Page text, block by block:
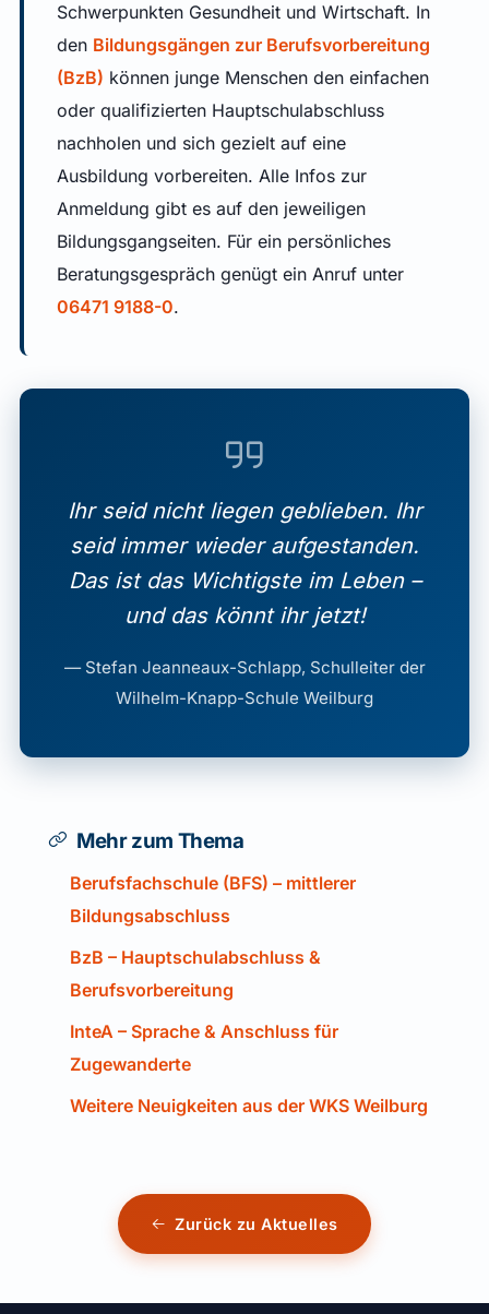
Schwerpunkten Gesundheit und Wirtschaft. In
den Bildungsgängen zur Berufsvorbereitung
(BzB) können junge Menschen den einfachen
oder qualifizierten Hauptschulabschluss
nachholen und sich gezielt auf eine
Ausbildung vorbereiten. Alle Infos zur
Anmeldung gibt es auf den jeweiligen
Bildungsgangseiten. Für ein persönliches
Beratungsgespräch genügt ein Anruf unter
06471 9188-0.
Ihr seid nicht liegen geblieben. Ihr
seid immer wieder aufgestanden.
Das ist das Wichtigste im Leben –
und das könnt ihr jetzt!
— Stefan Jeanneaux-Schlapp, Schulleiter der
Wilhelm-Knapp-Schule Weilburg
Mehr zum Thema
Berufsfachschule (BFS) – mittlerer
Bildungsabschluss
BzB – Hauptschulabschluss &
Berufsvorbereitung
InteA – Sprache & Anschluss für
Zugewanderte
Weitere Neuigkeiten aus der WKS Weilburg
Zurück zu Aktuelles